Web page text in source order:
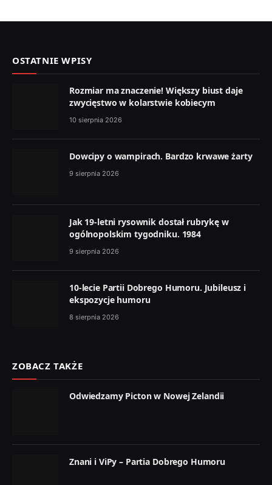
OSTATNIE WPISY
Rozmiar ma znaczenie! Większy biust daje
zwycięstwo w kolarstwie kobiecym
10 sierpnia 2026
Dowcipy o wampirach. Bardzo krwawe żarty
9 sierpnia 2026
Jak 19-letni rysownik dostał rubrykę w
ogólnopolskim tygodniku. 1984
9 sierpnia 2026
10-lecie Partii Dobrego Humoru. Jubileusz i
ekspozycje humoru
8 sierpnia 2026
ZOBACZ TAKŻE
Odwiedzamy Picton w Nowej Zelandii
Znani i ViPy – Partia Dobrego Humoru